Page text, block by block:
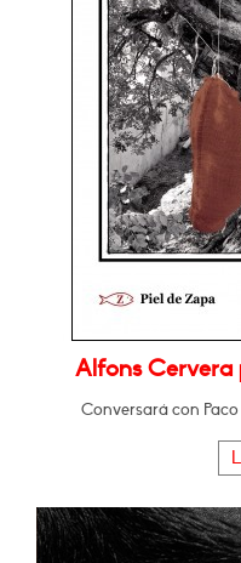
Alfons Cervera
Conversará con